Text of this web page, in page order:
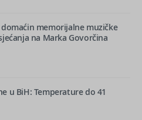
memorijalne muzičke
na Marka Govorčina
u BiH: Temperature do 41